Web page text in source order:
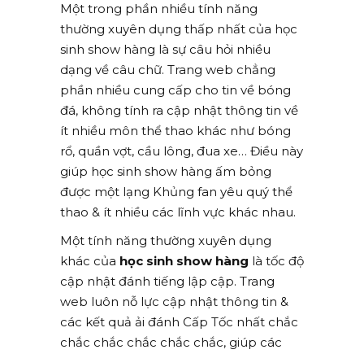
Một trong phần nhiều tính năng
thường xuyên dụng thấp nhất của học
sinh show hàng là sự câu hỏi nhiều
dạng về câu chữ. Trang web chẳng
phần nhiều cung cấp cho tin về bóng
đá, không tính ra cập nhật thông tin về
ít nhiều môn thể thao khác như bóng
rổ, quần vợt, cầu lông, đua xe… Điều này
giúp học sinh show hàng ấm bỏng
được một lạng Khủng fan yêu quý thể
thao & ít nhiều các lĩnh vực khác nhau.
Một tính năng thường xuyên dụng
khác của học sinh show hàng là tốc độ
cập nhật đánh tiếng lập cập. Trang
web luôn nỗ lực cập nhật thông tin &
các kết quả ải đánh Cấp Tốc nhất chắc
chắc chắc chắc chắc chắc, giúp các